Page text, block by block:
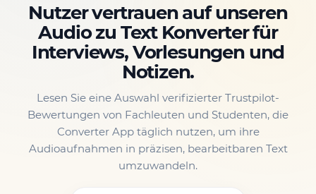
Nutzer vertrauen auf unseren
Audio zu Text Konverter für
Interviews, Vorlesungen und
Notizen.
Lesen Sie eine Auswahl verifizierter Trustpilot-
Bewertungen von Fachleuten und Studenten, die
Converter App täglich nutzen, um ihre
Audioaufnahmen in präzisen, bearbeitbaren Text
umzuwandeln.